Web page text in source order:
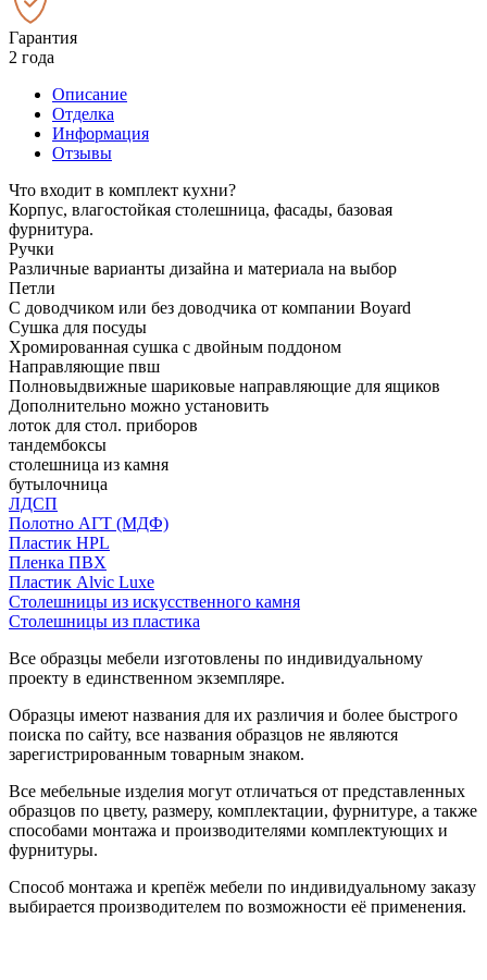
Гарантия
2 года
Описание
Отделка
Информация
Отзывы
Что входит в комплект кухни?
Корпус, влагостойкая столешница, фасады, базовая
фурнитура.
Ручки
Различные варианты дизайна и материала на выбор
Петли
С доводчиком или без доводчика от компании Boyard
Сушка для посуды
Хромированная сушка с двойным поддоном
Направляющие пвш
Полновыдвижные шариковые направляющие для ящиков
Дополнительно можно установить
лоток для стол. приборов
тандембоксы
столешница из камня
бутылочница
ЛДСП
Полотно АГТ (МДФ)
Пластик HPL
Пленка ПВХ
Пластик Alvic Luxe
Столешницы из искусственного камня
Столешницы из пластика
Все образцы мебели изготовлены по индивидуальному
проекту в единственном экземпляре.
Образцы имеют названия для их различия и более быстрого
поиска по сайту, все названия образцов не являются
зарегистрированным товарным знаком.
Все мебельные изделия могут отличаться от представленных
образцов по цвету, размеру, комплектации, фурнитуре, а также
способами монтажа и производителями комплектующих и
фурнитуры.
Способ монтажа и крепёж мебели по индивидуальному заказу
выбирается производителем по возможности её применения.